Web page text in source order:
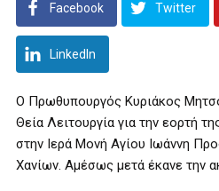
Facebook Twitter
LinkedIn
Ο Πρωθυπουργός Κυριάκος
Θεία Λειτουργία για την εορτή
στην Ιερά Μονή Αγίου Ιωάννη
Χανίων. Αμέσως μετά έκανε την